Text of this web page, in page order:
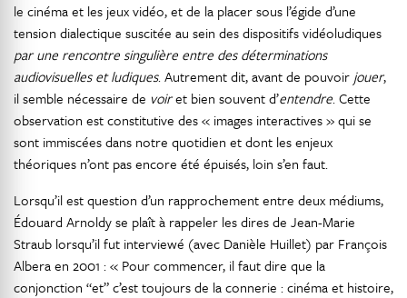
le cinéma et les jeux vidéo, et de la placer sous l’égide d’une
tension dialectique suscitée au sein des dispositifs vidéoludiques
par une rencontre singulière entre des déterminations
audiovisuelles et ludiques. Autrement dit, avant de pouvoir jouer,
il semble nécessaire de voiret bien souvent d’entendre. Cette
observation est constitutive des « images interactives » qui se
sont immiscées dans notre quotidien et dont les enjeux
théoriques n’ont pas encore été épuisés, loin s’en faut.
Lorsqu’il est question d’un rapprochement entre deux médiums,
Édouard Arnoldy se plaît à rappeler les dires de Jean-Marie
Straub lorsqu’il fut interviewé (avec Danièle Huillet) par François
Albera en 2001 : « Pour commencer, il faut dire que la
conjonction “et” c’est toujours de la connerie : cinéma et histoire,